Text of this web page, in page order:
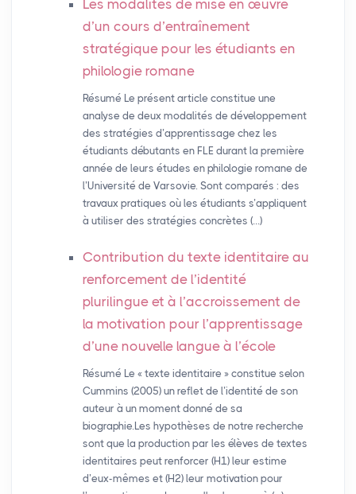
Les modalités de mise en œuvre
d’un cours d’entraînement
stratégique pour les étudiants en
philologie romane
Résumé Le présent article constitue une
analyse de deux modalités de développement
des stratégies d’apprentissage chez les
étudiants débutants en FLE durant la première
année de leurs études en philologie romane de
l’Université de Varsovie. Sont comparés : des
travaux pratiques où les étudiants s’appliquent
à utiliser des stratégies concrètes (…)
Contribution du texte identitaire au
renforcement de l’identité
plurilingue et à l’accroissement de
la motivation pour l’apprentissage
d’une nouvelle langue à l’école
Résumé Le « texte identitaire » constitue selon
Cummins (2005) un reflet de l’identité de son
auteur à un moment donné de sa
biographie.Les hypothèses de notre recherche
sont que la production par les élèves de textes
identitaires peut renforcer (H1) leur estime
d’eux-mêmes et (H2) leur motivation pour